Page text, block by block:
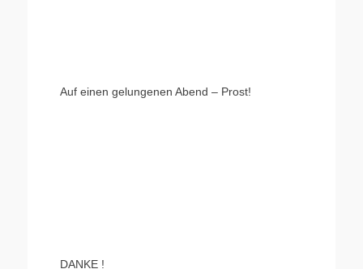
Auf einen gelungenen Abend – Prost!
DANKE !